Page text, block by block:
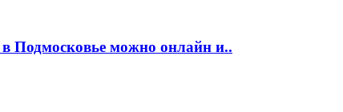
Подмосковье можно онлайн и..